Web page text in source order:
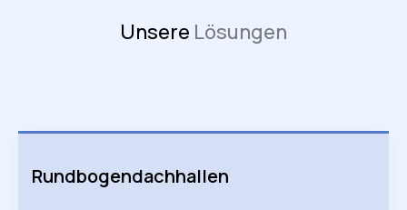
Unsere Lösungen
Rundbogendachhallen